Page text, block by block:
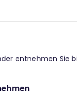
entnehmen Sie